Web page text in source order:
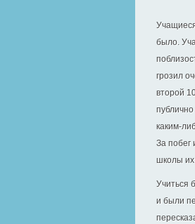
было.
грозил
второй
каким-
За побег
школы их
Учиться
и были